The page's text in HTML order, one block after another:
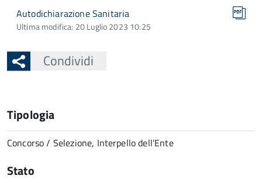
Autodichiarazione Sanitaria
Ultima modifica: 20 Luglio 2023 10:25
Condividi
Tipologia
Concorso / Selezione, Interpello dell'Ente
Stato